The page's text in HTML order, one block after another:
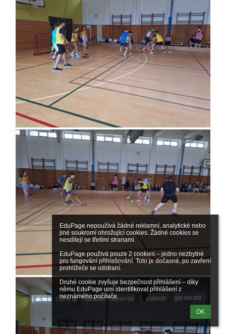
EduPage nepoužívá žádné reklamní, analytické nebo
jiné soukromí ohrožující cookies. Žádné cookies se
nesdílejí se třetími stranami.
EduPage používá pouze 2 cookies – jedno nezbytné
pro fungování přihlašování. Toto je dočasné, po zavření
prohlížeče se odstraní.
Druhé cookie zvyšuje bezpečnost přihlášení – díky
němu EduPage umí identifikovat přihlášení z
neznámého počítače.
OK